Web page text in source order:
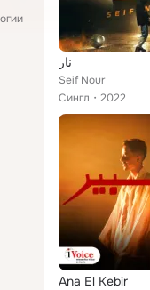
نار
Seif Nour
Сингл
2022
Ana El Kebir